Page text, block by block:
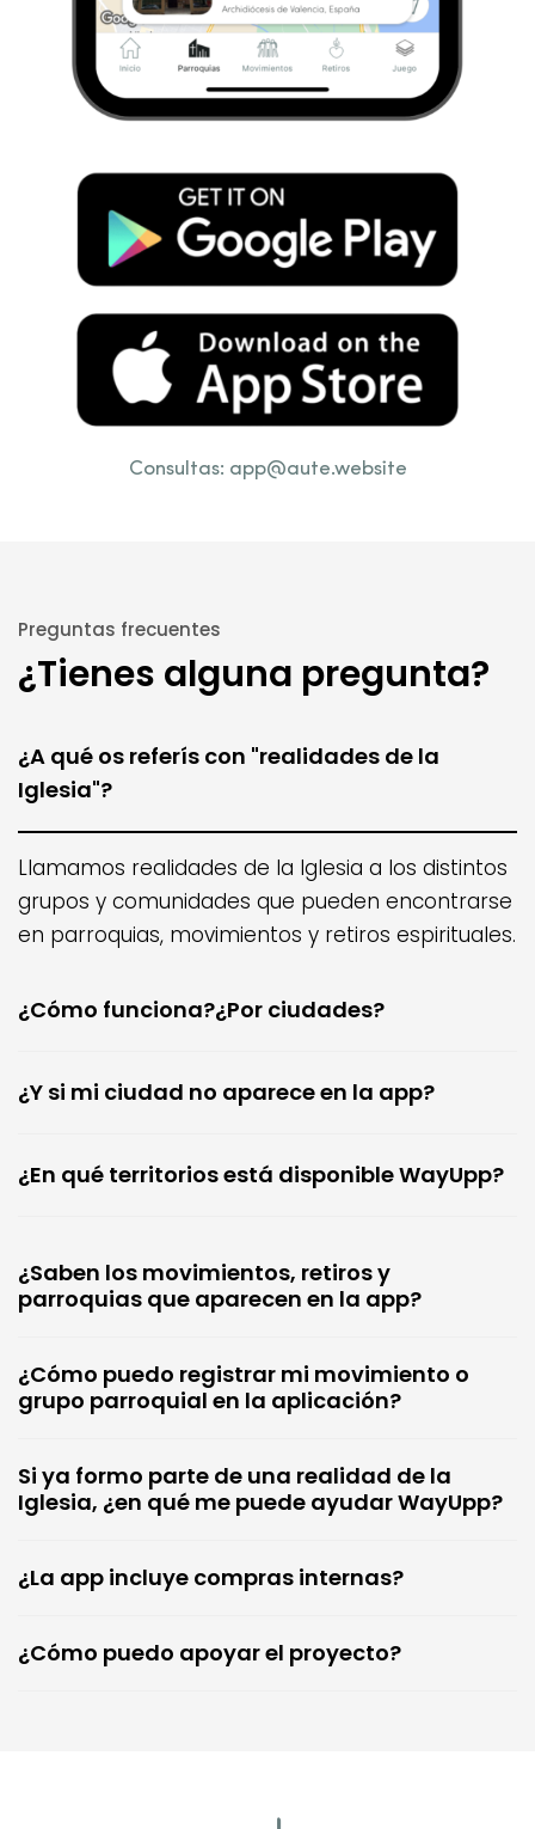
Consultas: app@aute.website
Preguntas frecuentes
¿Tienes alguna pregunta?
¿A qué os referís con "realidades de la
Iglesia"?
Llamamos realidades de la Iglesia a los distintos
grupos y comunidades que pueden encontrarse
en parroquias, movimientos y retiros espirituales.
¿Cómo funciona?¿Por ciudades?
¿Y si mi ciudad no aparece en la app?
¿En qué territorios está disponible WayUpp?
¿Saben los movimientos, retiros y
parroquias que aparecen en la app?
¿Cómo puedo registrar mi movimiento o
grupo parroquial en la aplicación?
Si ya formo parte de una realidad de la
Iglesia, ¿en qué me puede ayudar WayUpp?
¿La app incluye compras internas?
¿Cómo puedo apoyar el proyecto?